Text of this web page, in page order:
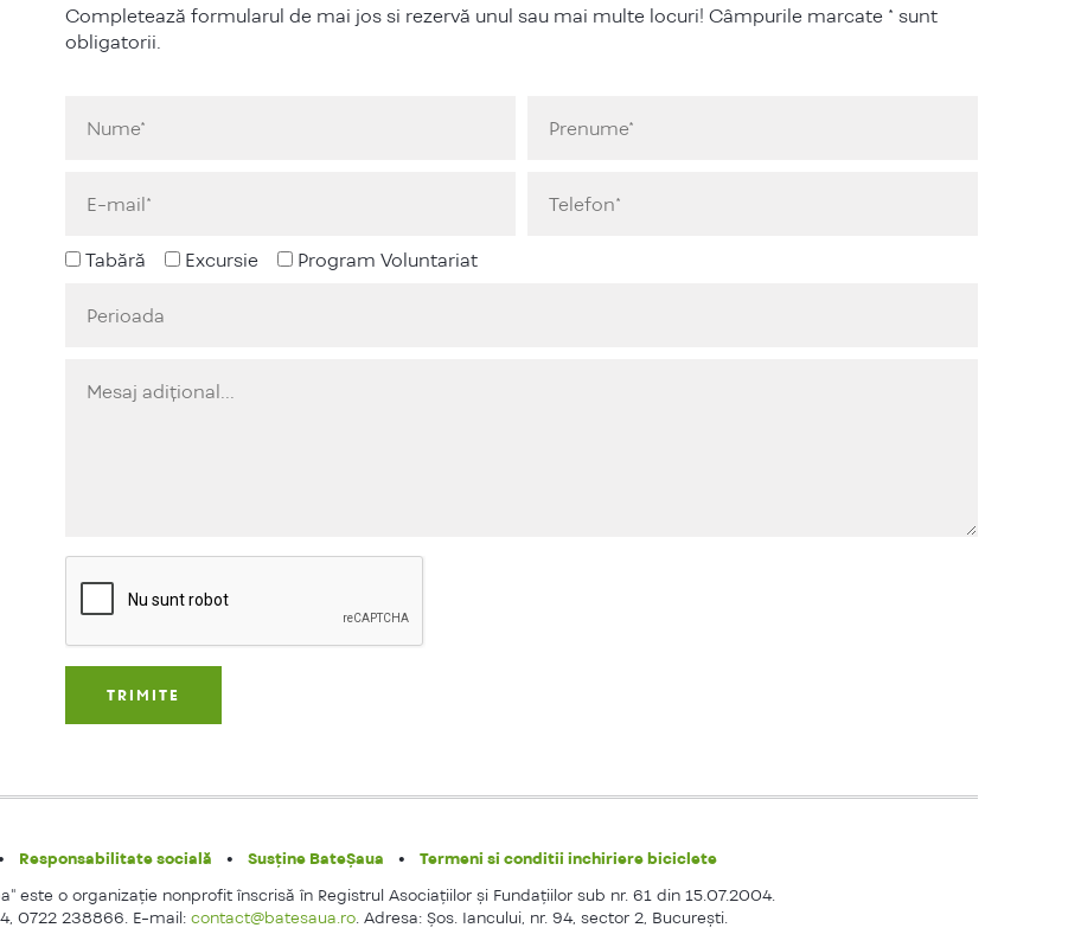
Completează formularul de mai jos si rezervă unul sau mai multe locuri! Câmpurile marcate * sunt
obligatorii.
Tabără Excursie Program Voluntariat
Responsabilitate socială Susține BateȘaua
Termeni si conditii inchiriere biciclete
este o organizaţie nonprofit înscrisă în Registrul Asociaţiilor şi Fundaţiilor sub nr. 61 din 15.07.2004.
0722 238866. E-mail: contact@batesaua.ro. Adresa: Şos. Iancului, nr. 94, sector 2, Bucureşti.